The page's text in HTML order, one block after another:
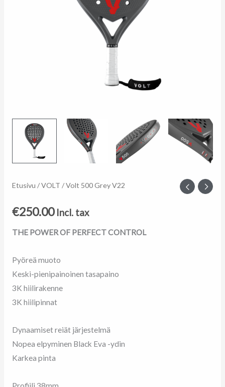
Etusivu /VOLT / Volt 500 Grey V22
€250.00 Incl. tax
THE POWER OF PERFECT CONTROL
Pyöreä muoto
Keski-pienipainoinen tasapaino
3K hiilirakenne
3K hiilipinnat
Dynaamiset reiät järjestelmä
Nopea elpyminen Black Eva -ydin
Karkea pinta
Volt
Grey
V22